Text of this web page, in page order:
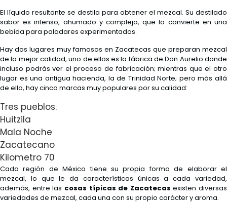
El líquido resultante se destila para obtener el mezcal. Su destilado
sabor es intenso, ahumado y complejo, que lo convierte en una
bebida para paladares experimentados.
Hay dos lugares muy famosos en Zacatecas que preparan mezcal
de la mejor calidad, uno de ellos es la fábrica de Don Aurelio donde
incluso podrás ver el proceso de fabricación; mientras que el otro
lugar es una antigua hacienda, la de Trinidad Norte; pero más allá
de ello, hay cinco marcas muy populares por su calidad:
Tres pueblos.
Huitzila
Mala Noche
Zacatecano
Kilometro 70
Cada región de México tiene su propia forma de elaborar el
mezcal, lo que le da características únicas a cada variedad,
además, entre las cosas típicas de Zacatecas existen diversas
variedades de mezcal, cada una con su propio carácter y aroma.